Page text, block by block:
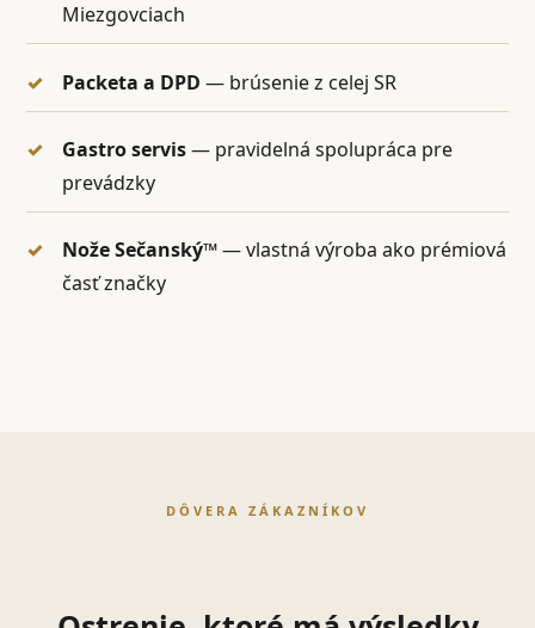
Miezgovciach
Packeta a DPD — brúsenie z celej SR
Gastro servis— pravidelná spolupráca pre
prevádzky
Nože Sečanský™— vlastná výroba ako prémiová
časť značky
DÔVERA ZÁKAZNÍKOV